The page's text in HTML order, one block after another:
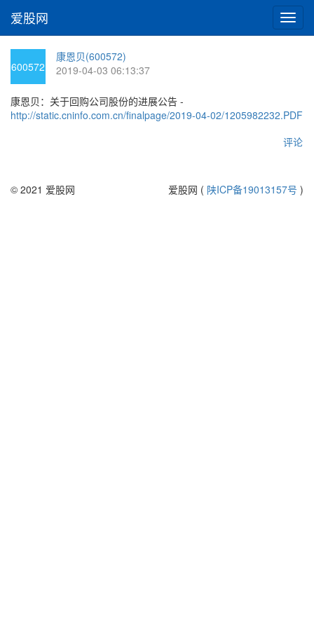
切
换
爱股网
600572
康恩贝(600572)
2019-04-03 06:13:37
康恩贝：关于回购公司股份的进展公告 -
http://static.cninfo.com.cn/finalpage/2019-04-02/1205982232.PDF
评论
© 2021 爱股网 爱股网 ( 陕ICP备19013157号 )